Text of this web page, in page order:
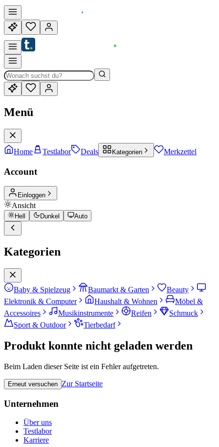
Menü
Home Testlabor Deals Kategorien Merkzettel
Account
Einloggen
Ansicht
Hell Dunkel Auto
Kategorien
Baby & Spielzeug Baumarkt & Garten
Beauty
Elektronik & Computer
Haushalt & Wohnen
Möbel &
Accessoires
Musikinstrumente Reifen
Schmuck
Sport & Outdoor
Tierbedarf
Produkt konnte nicht geladen werden
Beim Laden dieser Seite ist ein Fehler aufgetreten.
Erneut versuchen Zur Startseite
Unternehmen
Über uns
Testlabor
Karriere